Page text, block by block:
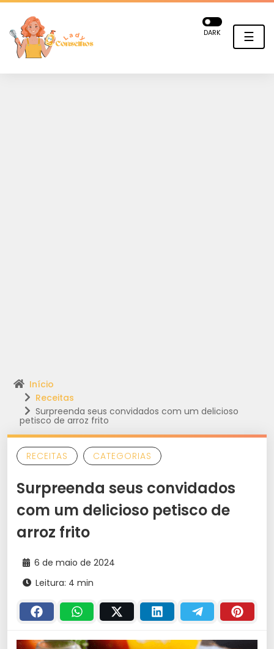
☰
DARK
Início
Receitas
Surpreenda seus convidados com um delicioso
petisco de arroz frito
RECEITAS CATEGORIAS
Surpreenda seus convidados
com um delicioso petisco de
arroz frito
6 de maio de 2024
Leitura: 4 min